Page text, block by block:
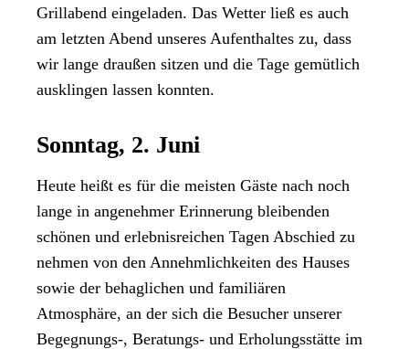
Grillabend eingeladen. Das Wetter ließ es auch
am letzten Abend unseres Aufenthaltes zu, dass
wir lange draußen sitzen und die Tage gemütlich
ausklingen lassen konnten.
Sonntag, 2. Juni
Heute heißt es für die meisten Gäste nach noch
lange in angenehmer Erinnerung bleibenden
schönen und erlebnisreichen Tagen Abschied zu
nehmen von den Annehmlichkeiten des Hauses
sowie der behaglichen und familiären
Atmosphäre, an der sich die Besucher unserer
Begegnungs-, Beratungs- und Erholungsstätte im